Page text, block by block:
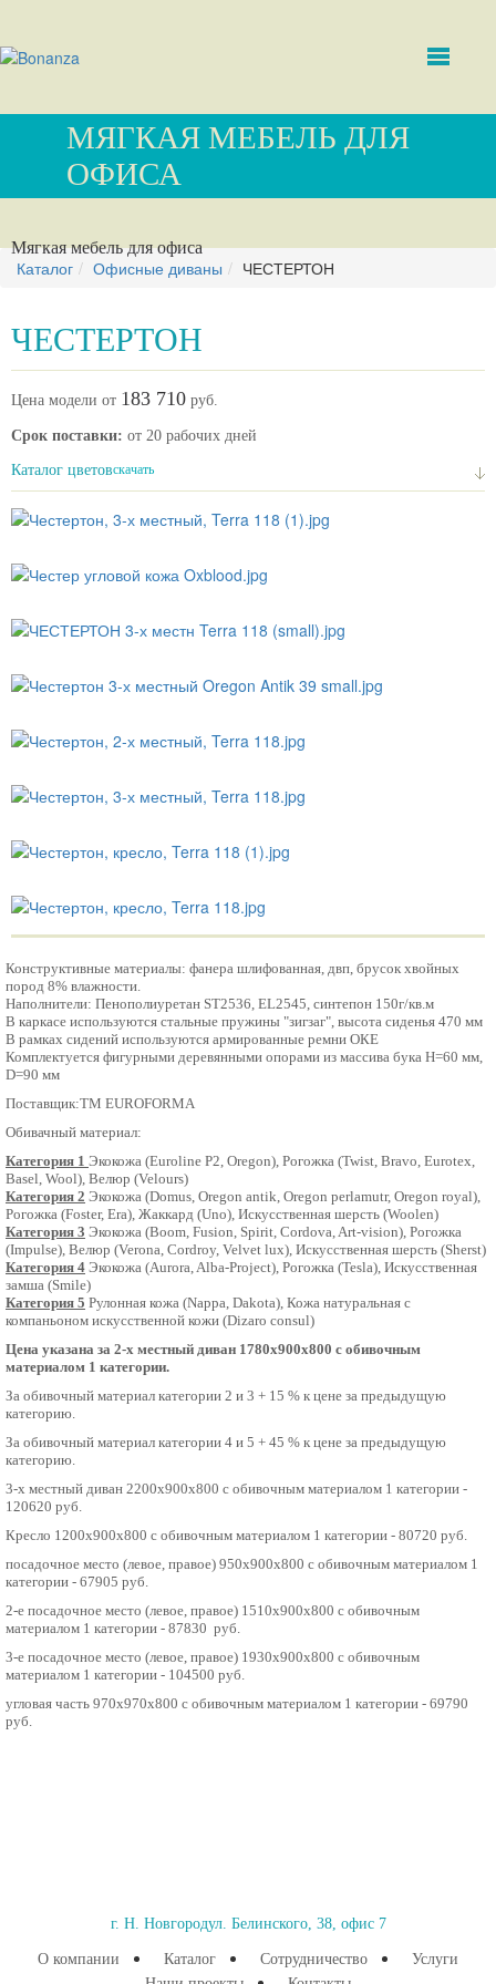
МЯГКАЯ МЕБЕЛЬ ДЛЯ
ОФИСА
Мягкая мебель для офиса
Каталог Офисные диваны ЧЕСТЕРТОН
ЧЕСТЕРТОН
Цена модели от 183 710 руб.
Срок поставки: от 20 рабочих дней
Каталог цветовскачать
Конструктивные материалы: фанера шлифованная, двп, брусок хвойных
пород 8% влажности.
Наполнители: Пенополиуретан ST2536, EL2545, синтепон 150г/кв.м
В каркасе используются стальные пружины "зигзаг", высота сиденья 470 мм
В рамках сидений используются армированные ремни ОКЕ
Комплектуется фигурными деревянными опорами из массива бука Н=60 мм,
D=90 мм
Поставщик:TM EUROFORMA
Обивачный материал:
Категория 1 Экокожа (Euroline P2, Oregon), Рогожка (Twist, Bravo, Eurotex,
Basel, Wool), Велюр (Velours)
Категория 2 Экокожа (Domus, Oregon antik, Oregon perlamutr, Oregon royal),
Рогожка (Foster, Era), Жаккард (Uno), Искусственная шерсть (Woolen)
Категория 3 Экокожа (Boom, Fusion, Spirit, Cordova, Art-vision), Рогожка
(Impulse), Велюр (Verona, Cordroy, Velvet lux), Искусственная шерсть (Sherst)
Категория 4 Экокожа (Aurora, Alba-Project), Рогожка (Tesla), Искусственная
замша (Smile)
Категория 5 Рулонная кожа (Nappa, Dakota), Кожа натуральная с
компаньоном искусственной кожи (Dizaro consul)
Цена указана за 2-х местный диван 1780х900х800 с обивочным
материалом 1 категории.
За обивочный материал категории 2 и 3 + 15 % к цене за предыдущую
категорию.
За обивочный материал категории 4 и 5 + 45 % к цене за предыдущую
категорию.
3-х местный диван 2200х900х800 с обивочным материалом 1 категории -
120620 руб.
Кресло 1200х900х800 с обивочным материалом 1 категории - 80720 руб.
посадочное место (левое, правое) 950х900х800 с обивочным материалом 1
категории - 67905 руб.
2-е посадочное место (левое, правое) 1510х900х800 с обивочным
материалом 1 категории - 87830 руб.
3-е посадочное место (левое, правое) 1930х900х800 с обивочным
материалом 1 категории - 104500 руб.
угловая часть 970х970х800 с обивочным материалом 1 категории - 69790
руб.
г. Н. Новгородул. Белинского, 38, офис 7
О компании Каталог Сотрудничество
Услуги